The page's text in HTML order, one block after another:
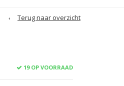
Terug naar overzicht
19 OP VOORRAAD